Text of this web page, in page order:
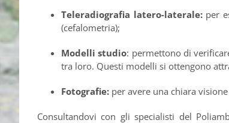
Teleradiografia latero-laterale:per
(cefalometria);
Modelli studio: permettono di
tra loro. Questi modelli si ottengono
Fotografie: per avere una chiara
Consultandovi con gli specialisti del